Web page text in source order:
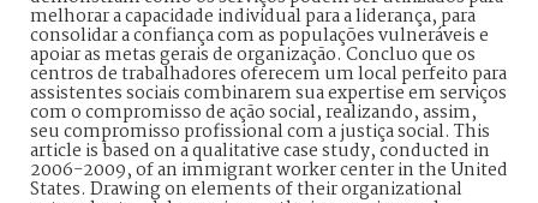
melhorar a capacidade individual para a liderança, para
consolidar a confiança com as populações vulneráveis e
apoiar as metas gerais de organização. Concluo que os
centros de trabalhadores oferecem um local perfeito para
assistentes sociais combinarem sua expertise em serviços
com o compromisso de ação social, realizando, assim,
seu compromisso profissional com a justiça social. This
article is based on a qualitative case study, conducted in
2006-2009, of an immigrant worker center in the United
States. Drawing on elements of their organizational